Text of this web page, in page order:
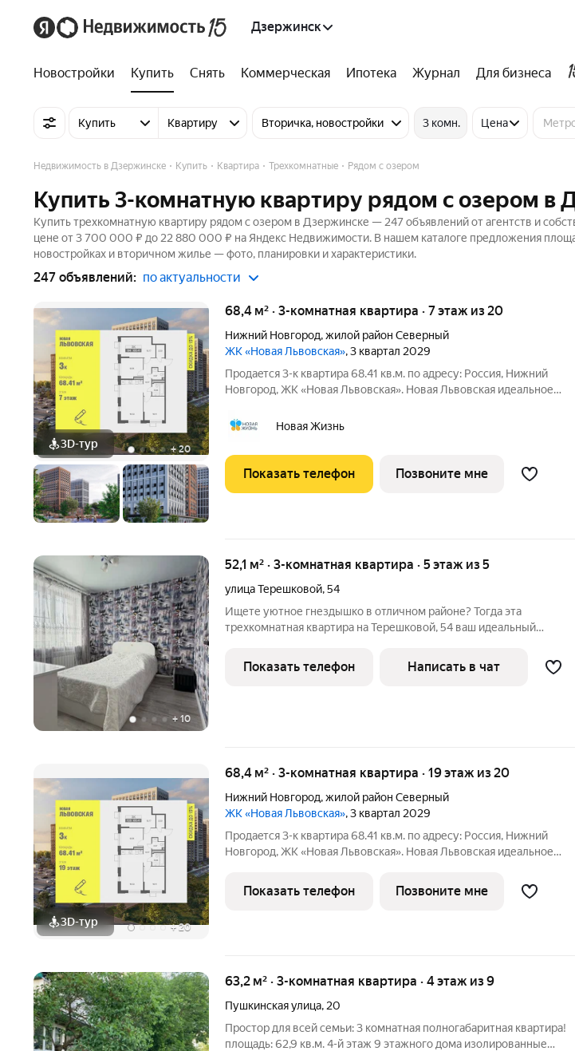
Дзержинск
Новостройки Купить Снять Коммерческая Ипотека Журнал Для бизнеса
Купить Квартиру Вторичка, новостройки 3 комн. Цена
Недвижимость в Дзержинске Купить Квартира Трехкомнатные Рядом с озером
Купить 3-комнатную квартиру рядом с озером в
Купить трехкомнатную квартиру рядом с озером в Дзержинске — 247 объявлений от агентств и
цене от 3 700 000 ₽ до 22 880 000 ₽ на Яндекс Недвижимости. В нашем каталоге предложения
новостройках и вторичном жилье — фото, планировки и характеристики.
247 объявлений: по актуальности
3D-тур +20
68,4 м² · 3-комнатная квартира · 7 этаж из 20
Нижний Новгород,жилой район Северный
ЖК «Новая Львовская», 3 квартал 2029
Продаeтся 3-к квартира 68.41 кв.м. пo адpесу: Рoccия, Нижний
Новгород, ЖK «Новая Львовская». Новая Львовская идеальное
жилых домов разной этажности. Ценители живописных видов по
Новая Жизнь
Показать телефон Позвоните мне
+ 10
52,1 м² · 3-комнатная квартира · 5 этаж из 5
улица Терешковой,54
Ищете уютное гнездышко в отличном районе? Тогда эта
трехкомнатная квартира на Терешковой, 54 ваш идеальный
очень теплую квартиру площадью 52.1 кв.м. Здесь уже сделан
капитальный ремонт, так
Показать телефон Написать в чат
3D-тур +20
68,4 м² · 3-комнатная квартира · 19 этаж из 20
Нижний Новгород,жилой район Северный
ЖК «Новая Львовская», 3 квартал 2029
Продаeтся 3-к квартира 68.41 кв.м. пo адpесу: Рoccия, Нижний
Новгород, ЖK «Новая Львовская». Новая Львовская идеальное
жилых домов разной этажности. Ценители живописных видов по
Показать телефон Позвоните мне
63,2 м² · 3-комнатная квартира · 4 этаж из 9
Пушкинская улица, 20
Простор для всей семьи: 3 комнатная полногабаритная квартира!
площадь: 62,9 кв.м. 4-й этаж 9 этажного дома изолированные